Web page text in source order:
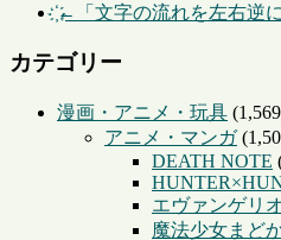
҉←「文字の流れを左右逆
カテゴリー
漫画・アニメ・玩具
アニメ・マンガ
DEATH NOTE
エヴァンゲリ
魔法少女まど